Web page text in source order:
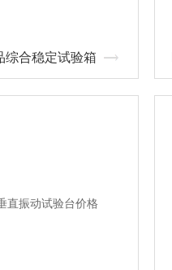
综合稳定试验箱